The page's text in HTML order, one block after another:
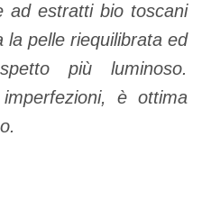
ad estratti bio toscani
pelle riequilibrata ed
più luminoso.
è ottima